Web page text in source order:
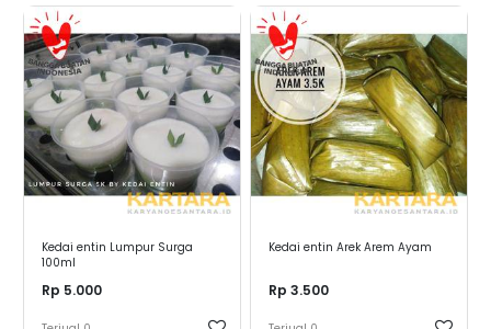
Kedai entin Lumpur Surga
100ml
Rp 5.000
Kedai entin Arek Arem Ayam
Rp 3.500